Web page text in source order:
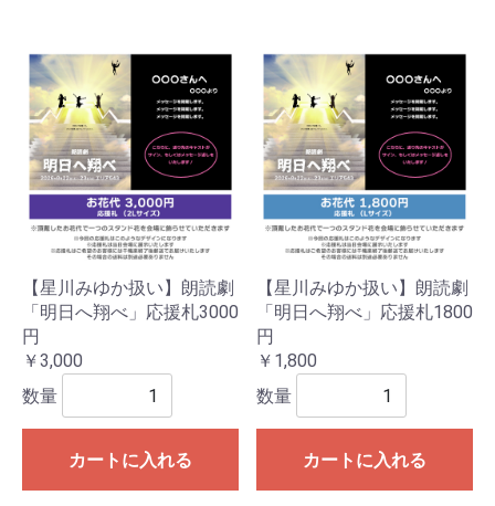
【星川みゆか扱い】朗読劇
「明日へ翔べ」応援札3000
円
￥3,000
数量
カートに入れる
【星川みゆか扱い】朗読劇
「明日へ翔べ」応援札1800
円
￥1,800
数量
カートに入れる